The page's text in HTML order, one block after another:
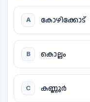
A കോഴിക്കോട്
B കൊല്ലം
C കണ്ണൂർ